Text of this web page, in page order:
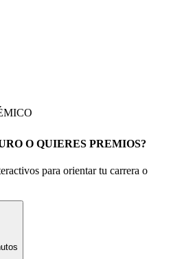
O QUIERES PREMIOS?
para orientar tu carrera o